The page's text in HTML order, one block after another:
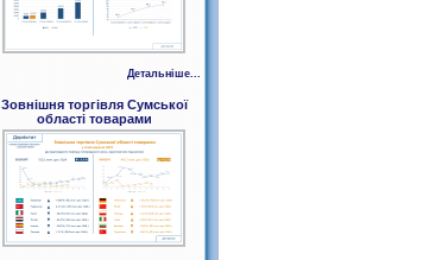
Детальніше...
Зовнішня торгівля Сумської
області товарами